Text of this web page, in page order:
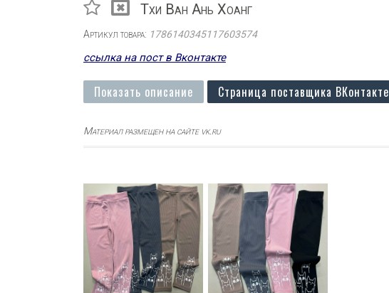
Тхи Ван Ань Хоанг
Артикул товара: 1786140345117603574
ссылка на пост в Вконтакте
Показать описание Страница поставщика ВКонтакте
Материал размещен на сайте vk.ru